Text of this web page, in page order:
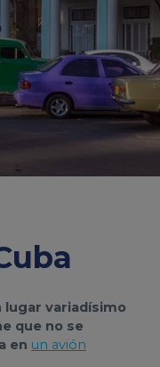
lugar variadísimo
que no se
en un avión